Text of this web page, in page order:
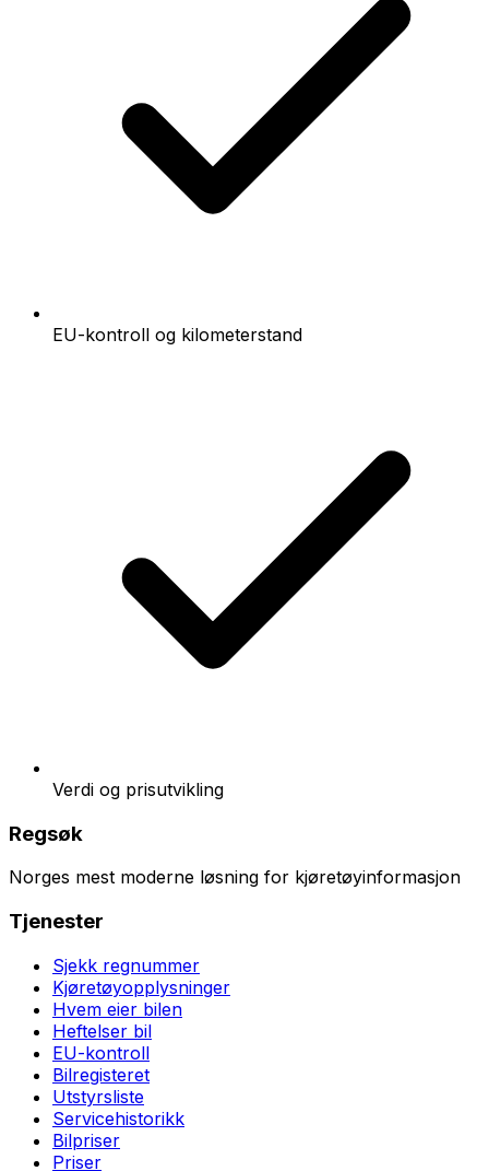
EU-kontroll og kilometerstand
Verdi og prisutvikling
Regsøk
Norges mest moderne løsning for kjøretøyinformasjon
Tjenester
Sjekk regnummer
Kjøretøyopplysninger
Hvem eier bilen
Heftelser bil
EU-kontroll
Bilregisteret
Utstyrsliste
Servicehistorikk
Bilpriser
Priser